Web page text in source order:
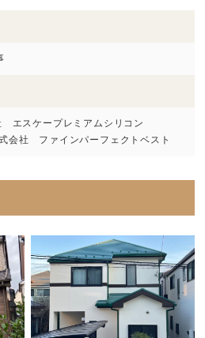
エスケープレミアムシリコン
会社 ファインパーフェクトベスト